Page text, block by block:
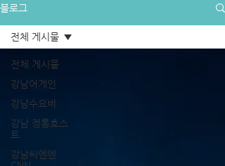
블로그
전체 게시물
강남어게인
강남수요비
강남 정통호스
트
강남씨엔엔
전체 게시물